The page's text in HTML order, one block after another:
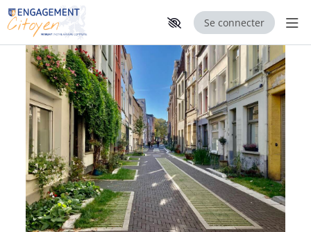
Aller au contenu principal
Paramètres d'accessibilité
Se connecter